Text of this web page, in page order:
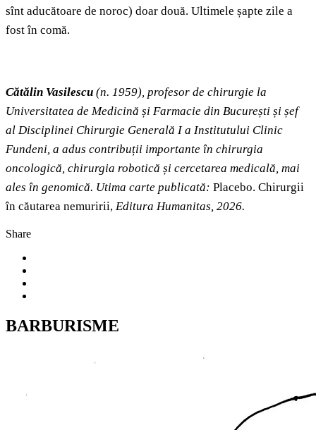
sînt aducătoare de noroc) doar două. Ultimele șapte zile a
fost în comă.
Cătălin Vasilescu (n. 1959), profesor de chirurgie la
Universitatea de Medicină și Farmacie din București și șef
al Disciplinei Chirurgie Generală I a Institutului Clinic
Fundeni, a adus contribuții importante în chirurgia
oncologică, chirurgia robotică și cercetarea medicală, mai
ales în genomică. Utima carte publicată: Placebo. Chirurgii
în căutarea nemuririi, Editura Humanitas, 2026.
Share
BARBURISME